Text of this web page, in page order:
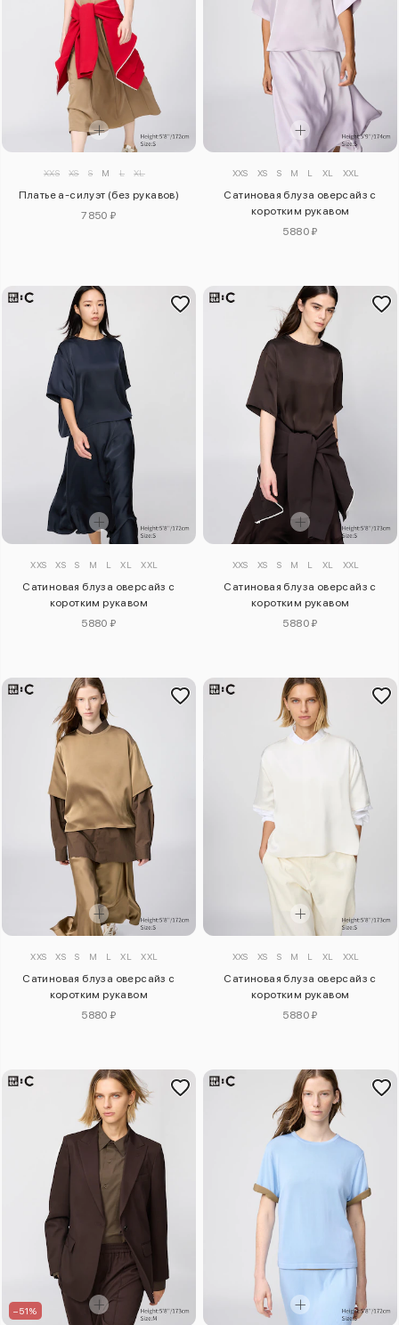
XXS XS S M L XL
Платье а-силуэт (без рукавов)
7850 ₽
XXS XS S M L XL XXL
Сатиновая блуза оверсайз с
коротким рукавом
5880 ₽
XXS XS S M L XL XXL
Сатиновая блуза оверсайз с
коротким рукавом
5880 ₽
XXS XS S M L XL XXL
Сатиновая блуза оверсайз с
коротким рукавом
5880 ₽
XXS XS S M L XL XXL
Сатиновая блуза оверсайз с
коротким рукавом
5880 ₽
XXS XS S M L XL XXL
Сатиновая блуза оверсайз с
коротким рукавом
5880 ₽
–51%